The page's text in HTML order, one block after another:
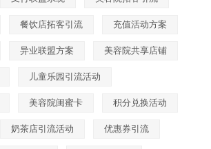
餐饮店拓客引流 充值活动方案
异业联盟方案 美容院共享店铺
儿童乐园引流活动
美容院闺蜜卡 积分兑换活动
奶茶店引流活动 优惠券引流